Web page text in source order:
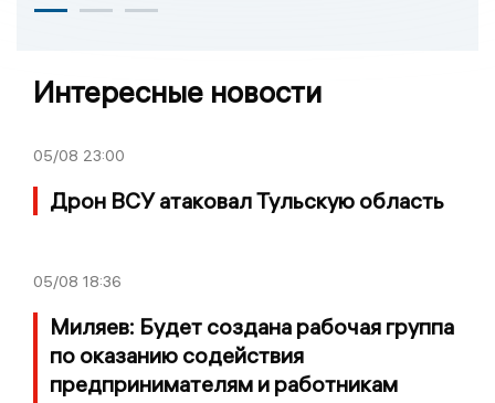
Интересные новости
05/08 23:00
Дрон ВСУ атаковал Тульскую область
05/08 18:36
Миляев: Будет создана рабочая группа
по оказанию содействия
предпринимателям и работникам